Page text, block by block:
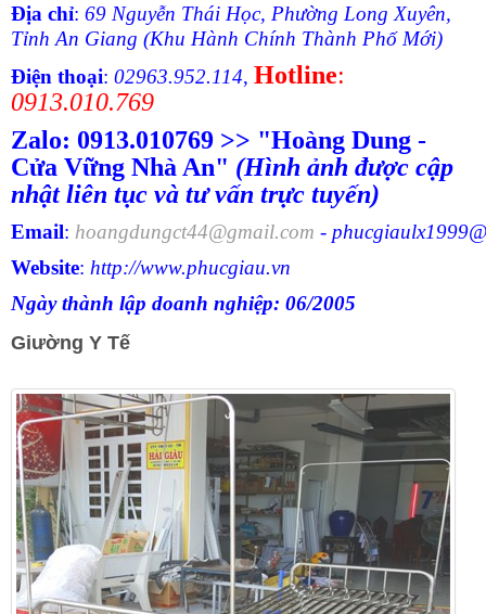
Ðịa chỉ: 69 Nguyễn Thái Học, Phường Long Xuyên,
Tỉnh An Giang (Khu Hành Chính Thành Phố Mới)
Ðiện thoại: 02963.952.114, Hotline:
0913.010.769
Zalo: 0913.010769 >> "Hoàng Dung -
Cửa Vững Nhà An" (Hình ảnh được cập
nhật liên tục và tư vấn trực tuyến)
Email: hoangdungct44@gmail.com -
Website: http://www.phucgiau.vn
Ngày thành lập doanh nghiệp: 06/2005
Giường Y Tế